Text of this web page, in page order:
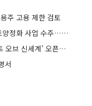
주 고용 제한 검토
자연과환경, ‘인천 도화 주상복합’ 토양정화 사업 수주…흑자전환 가속도
신세계면세점, 인천공항에 ‘테이스트 오브 신세계’ 오픈… 웰니스·K-푸드 강화
서